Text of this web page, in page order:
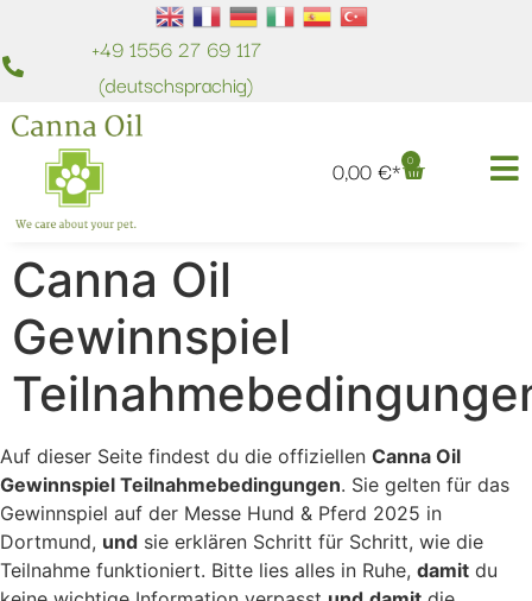
+49 1556 27 69 117
(deutschsprachig)
0,00€ 0
Canna Oil
Gewinnspiel
Auf dieser Seite findest du die offiziellen Canna Oil
Gewinnspiel Teilnahmebedingungen. Sie gelten für das
Gewinnspiel auf der Messe Hund & Pferd 2025 in
Dortmund, und sie erklären Schritt für Schritt, wie die
Teilnahme funktioniert. Bitte lies alles in Ruhe, damit du